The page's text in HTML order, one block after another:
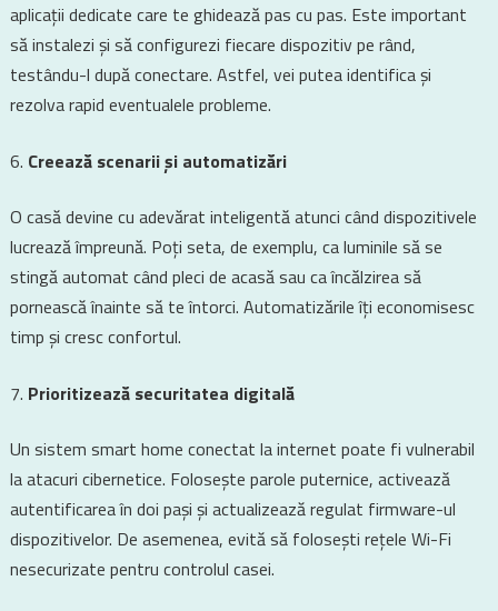
aplicații dedicate care te ghidează pas cu pas. Este important
să instalezi și să configurezi fiecare dispozitiv pe rând,
testându-l după conectare. Astfel, vei putea identifica și
rezolva rapid eventualele probleme.
Creează scenarii și automatizări
O casă devine cu adevărat inteligentă atunci când dispozitivele
lucrează împreună. Poți seta, de exemplu, ca luminile să se
stingă automat când pleci de acasă sau ca încălzirea să
pornească înainte să te întorci. Automatizările îți economisesc
timp și cresc confortul.
Prioritizează securitatea digitală
Un sistem smart home conectat la internet poate fi vulnerabil
la atacuri cibernetice. Folosește parole puternice, activează
autentificarea în doi pași și actualizează regulat firmware-ul
dispozitivelor. De asemenea, evită să folosești rețele Wi-Fi
nesecurizate pentru controlul casei.